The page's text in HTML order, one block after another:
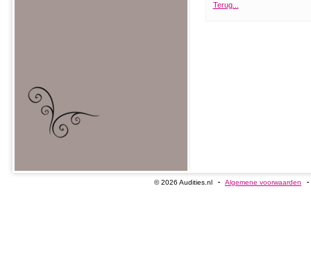
Terug...
© 2026 Audities.nl Algemene voorwaarden